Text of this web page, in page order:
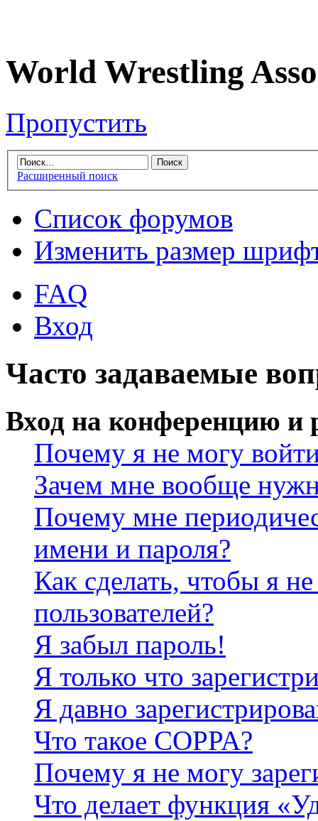
World Wrestling
Пропустить
Расширенный поиск
Список форумов
Изменить размер
FAQ
Вход
Часто задаваемые
Вход на конференцию и
Почему я не могу
Зачем мне вообще
Почему мне
имени и пароля?
Как сделать, чтобы я
пользователей?
Я забыл пароль!
Я только что
Я давно
Что такое COPPA?
Почему я не могу
Что делает функция